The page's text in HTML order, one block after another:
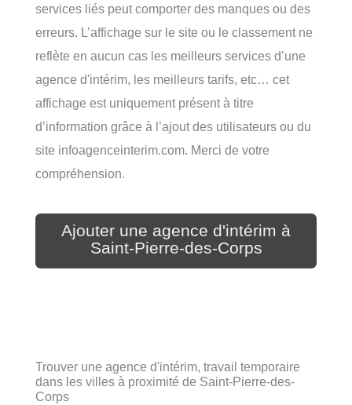
services liés peut comporter des manques ou des
erreurs. L’affichage sur le site ou le classement ne
reflète en aucun cas les meilleurs services d’une
agence d'intérim, les meilleurs tarifs, etc… cet
affichage est uniquement présent à titre
d’information grâce à l’ajout des utilisateurs ou du
site infoagenceinterim.com. Merci de votre
compréhension.
Ajouter une agence d'intérim à
Saint-Pierre-des-Corps
Trouver une agence d'intérim, travail temporaire
dans les villes à proximité de Saint-Pierre-des-
Corps